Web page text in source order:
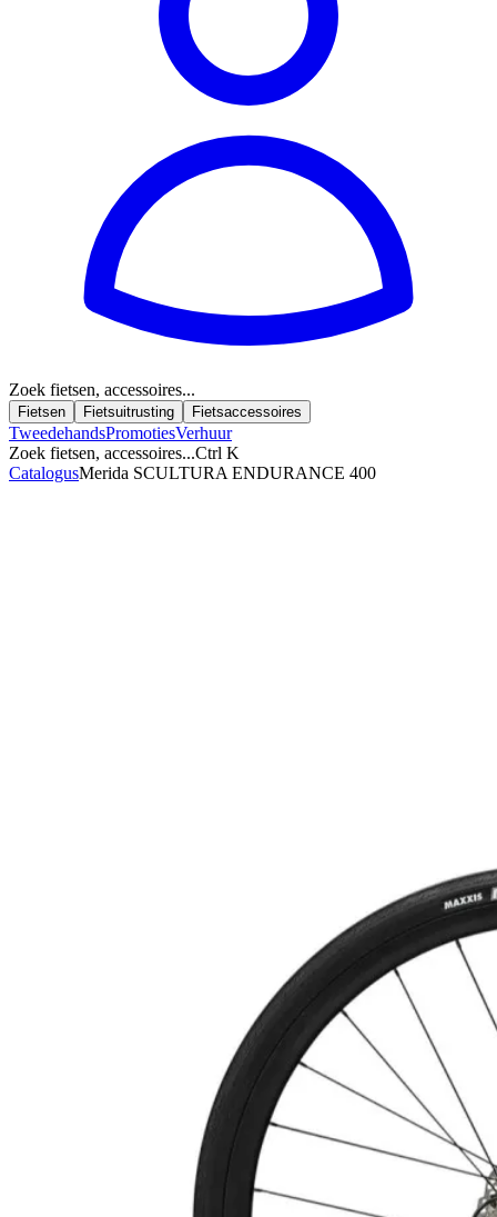
Zoek fietsen, accessoires...
Fietsen Fietsuitrusting Fietsaccessoires
TweedehandsPromotiesVerhuur
Zoek fietsen, accessoires...Ctrl K
CatalogusMerida SCULTURA ENDURANCE 400